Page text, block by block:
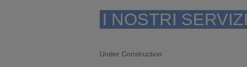
I NOSTRI SERVIZI
Under Construction